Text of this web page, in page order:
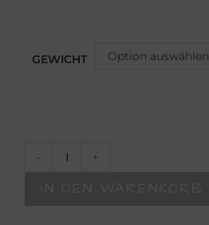
GEWICHT Option auswählen
- +